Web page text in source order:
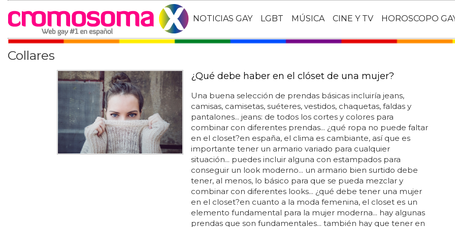
NOTICIAS GAY LGBT MÚSICA CINE Y TV HOROSCOPO
Collares
¿Qué debe haber en el clóset de una mujer?
Una buena selección de prendas básicas incluiría jeans,
camisas, camisetas, suéteres, vestidos, chaquetas, faldas y
pantalones... jeans: de todos los cortes y colores para
combinar con diferentes prendas... ¿qué ropa no puede faltar
en el closet?en españa, el clima es cambiante, así que es
importante tener un armario variado para cualquier
situación... puedes incluir alguna con estampados para
conseguir un look moderno... un armario bien surtido debe
tener, al menos, lo básico para que se pueda mezclar y
combinar con diferentes looks... ¿qué debe tener una mujer
en el closet?en cuanto a la moda femenina, el closet es un
elemento fundamental para la mujer moderna... hay algunas
prendas que son fundamentales... también hay que tener en